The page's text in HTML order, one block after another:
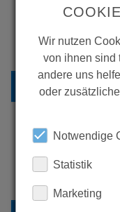
Wir nutzen
von ihnen sind
andere uns
oder
Notwendige
Statistik
Marketing